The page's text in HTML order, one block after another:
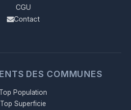
CGU
Contact
DES COMMUNES
Top Population
Top Superficie